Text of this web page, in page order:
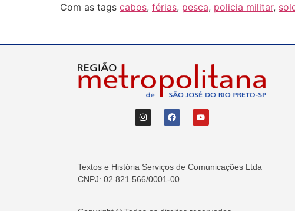
Com as tags cabos, férias, pesca, policia militar,
Textos e História Serviços de Comunicações Ltda
CNPJ: 02.821.566/0001-00